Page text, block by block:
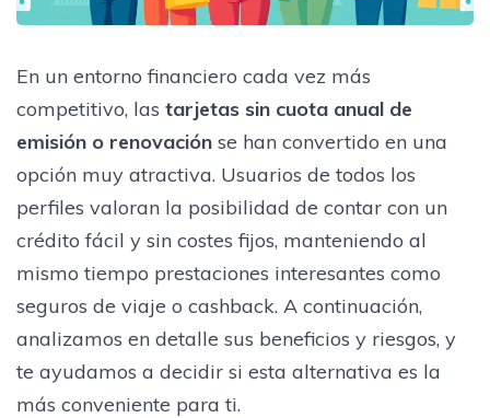
En un entorno financiero cada vez más
competitivo, las tarjetas sin cuota anual de
emisión o renovación se han convertido en una
opción muy atractiva. Usuarios de todos los
perfiles valoran la posibilidad de contar con un
crédito fácil y sin costes fijos, manteniendo al
mismo tiempo prestaciones interesantes como
seguros de viaje o cashback. A continuación,
analizamos en detalle sus beneficios y riesgos, y
te ayudamos a decidir si esta alternativa es la
más conveniente para ti.